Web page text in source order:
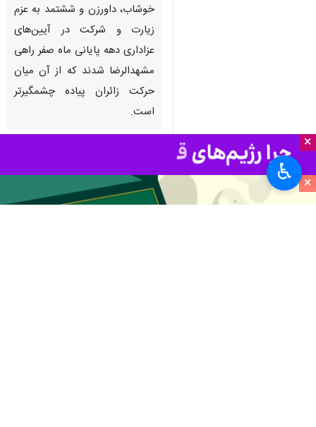
×
×
خوشاب، داورزن و ششتمد به عزم
زیارت و شرکت در آیین‌های
عزاداری دهه پایانی ماه صفر راهی
مشهدالرضا شدند که از آن میان
حرکت زائران پیاده چشمگیرتر
است.
۱ نفر
♿︎